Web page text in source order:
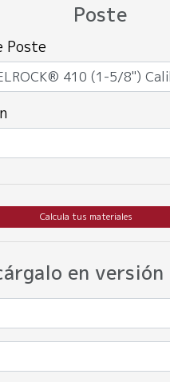
Poste
Poste
Calcula tus materiales
en versión